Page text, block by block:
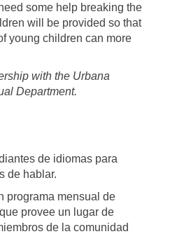
some help breaking the
will be provided so that
young children can more
with the Urbana
Department.
de idiomas para
de hablar.
programa mensual de
provee un lugar de
de la comunidad